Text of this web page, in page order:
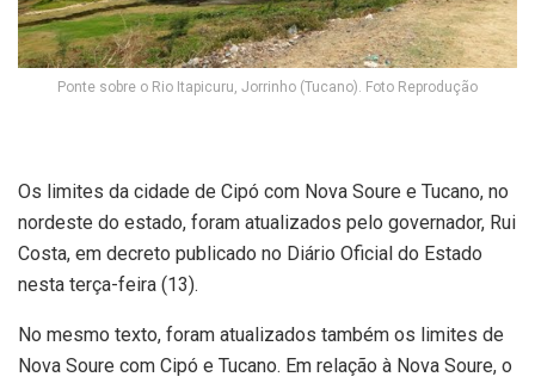
Ponte sobre o Rio Itapicuru, Jorrinho (Tucano). Foto Reprodução
Os limites da cidade de Cipó com Nova Soure e Tucano, no
nordeste do estado, foram atualizados pelo governador, Rui
Costa, em decreto publicado no Diário Oficial do Estado
nesta terça-feira (13).
No mesmo texto, foram atualizados também os limites de
Nova Soure com Cipó e Tucano. Em relação à Nova Soure, o